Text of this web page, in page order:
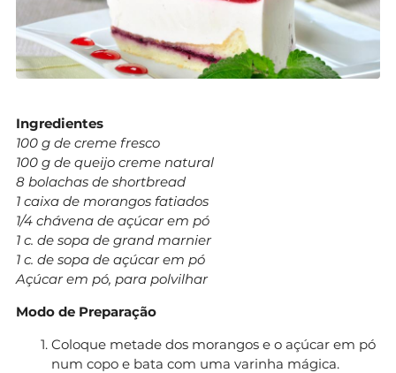
Ingredientes
100 g de creme fresco
100 g de queijo creme natural
8 bolachas de shortbread
1 caixa de morangos fatiados
1/4 chávena de açúcar em pó
1 c. de sopa de grand marnier
1 c. de sopa de açúcar em pó
Açúcar em pó, para polvilhar
Modo de Preparação
Coloque metade dos morangos e o açúcar em pó
num copo e bata com uma varinha mágica.